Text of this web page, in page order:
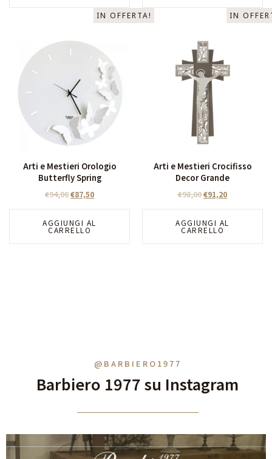
IN OFFERTA!
Arti e Mestieri Orologio
Butterfly Spring
€94,00€87,50
AGGIUNGI AL
CARRELLO
IN
Arti e Mestieri Crocifisso
Decor Grande
€98,00€91,20
AGGIUNGI AL
CARRELLO
@BARBIERO1977
Barbiero 1977 su Instagram